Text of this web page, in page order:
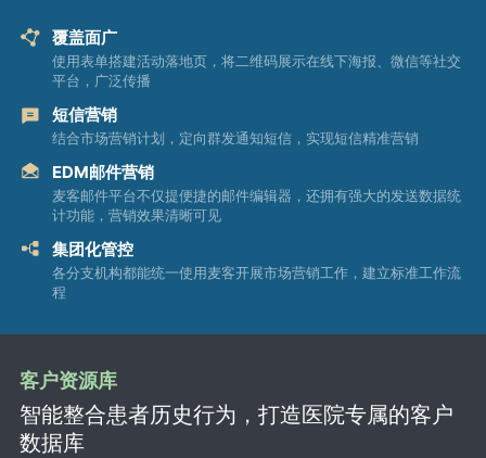
覆盖面广
使用表单搭建活动落地页，将二维码展示在线下海报、微信等社交
平台，广泛传播
短信营销
结合市场营销计划，定向群发通知短信，实现短信精准营销
EDM邮件营销
麦客邮件平台不仅提便捷的邮件编辑器，还拥有强大的发送数据统
计功能，营销效果清晰可见
集团化管控
各分支机构都能统一使用麦客开展市场营销工作，建立标准工作流
程
客户资源库
智能整合患者历史行为，打造医院专属的客户
数据库